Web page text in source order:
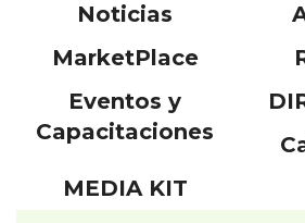
Noticias
MarketPlace
Eventos y
Capacitaciones
MEDIA KIT